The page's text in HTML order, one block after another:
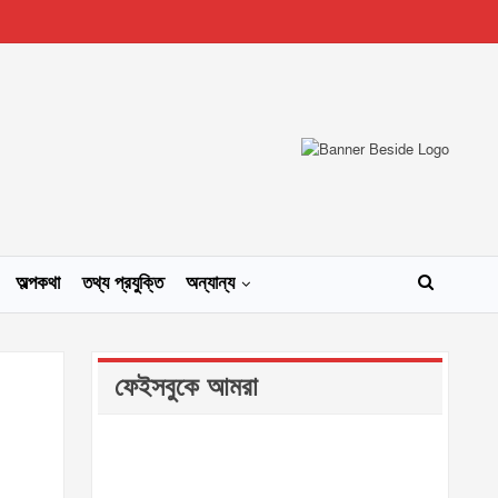
অল্পকথা তথ্য প্রযুক্তি অন্যান্য
ফেইসবুকে আমরা